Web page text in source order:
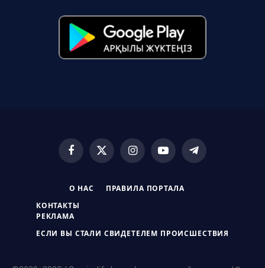
Facebook
X
InstagramYouTubeTelegram
О НАС ПРАВИЛА ПОРТАЛА
КОНТАКТЫ
РЕКЛАМА
ЕСЛИ ВЫ СТАЛИ СВИДЕТЕЛЕМ ПРОИСШЕСТВИЯ